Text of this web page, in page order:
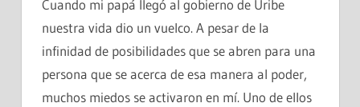
Cuando mi papá llegó al gobierno de Uribe
nuestra vida dio un vuelco. A pesar de la
infinidad de posibilidades que se abren para una
persona que se acerca de esa manera al poder,
muchos miedos se activaron en mí. Uno de ellos